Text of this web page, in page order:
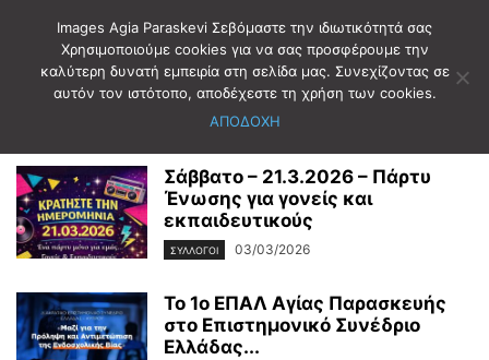
Αρχική 2026 Μάρτιος 3
Ημερήσιο Αρχείο: 03/03/2026
Σάββατο – 21.3.2026 – Πάρτυ
Ένωσης για γονείς και
εκπαιδευτικούς
ΣΥΛΛΟΓΟΙ 03/03/2026
Το 1ο ΕΠΑΛ Αγίας Παρασκευής
στο Επιστημονικό Συνέδριο
Ελλάδας...
Images Agia Paraskevi Σεβόμαστε την ιδιωτικότητά σας
Χρησιμοποιούμε cookies για να σας προσφέρουμε την
καλύτερη δυνατή εμπειρία στη σελίδα μας. Συνεχίζοντας σε
αυτόν τον ιστότοπο, αποδέχεστε τη χρήση των cookies.
ΑΠΟΔΟΧΗ